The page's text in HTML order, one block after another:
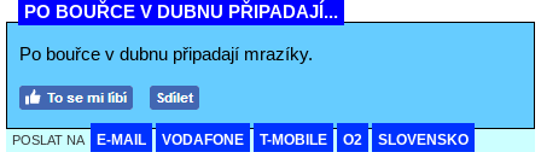
PO BOUŘCE V DUBNU PŘIPADAJÍ...
Po bouřce v dubnu připadají mrazíky.
POSLAT NA E-MAIL VODAFONE T-MOBILE O2 SLOVENSKO